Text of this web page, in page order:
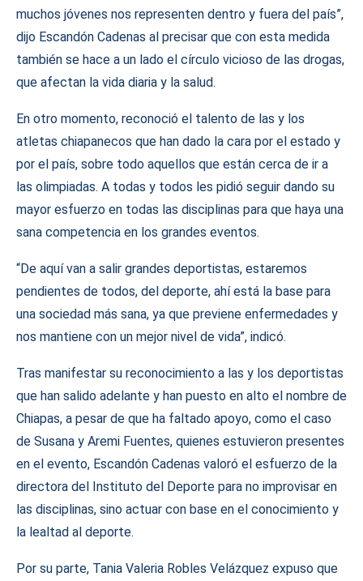
muchos jóvenes nos representen dentro y fuera del país”,
dijo Escandón Cadenas al precisar que con esta medida
también se hace a un lado el círculo vicioso de las drogas,
que afectan la vida diaria y la salud.
En otro momento, reconoció el talento de las y los
atletas chiapanecos que han dado la cara por el estado y
por el país, sobre todo aquellos que están cerca de ir a
las olimpiadas. A todas y todos les pidió seguir dando su
mayor esfuerzo en todas las disciplinas para que haya una
sana competencia en los grandes eventos.
“De aquí van a salir grandes deportistas, estaremos
pendientes de todos, del deporte, ahí está la base para
una sociedad más sana, ya que previene enfermedades y
nos mantiene con un mejor nivel de vida”, indicó.
Tras manifestar su reconocimiento a las y los deportistas
que han salido adelante y han puesto en alto el nombre de
Chiapas, a pesar de que ha faltado apoyo, como el caso
de Susana y Aremi Fuentes, quienes estuvieron presentes
en el evento, Escandón Cadenas valoró el esfuerzo de la
directora del Instituto del Deporte para no improvisar en
las disciplinas, sino actuar con base en el conocimiento y
la lealtad al deporte.
Por su parte, Tania Valeria Robles Velázquez expuso que